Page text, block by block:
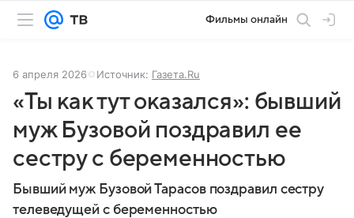
Фильмы онлайн
6 апреля 2026 Источник: Газета.Ru
«Ты как тут оказался»: бывший
муж Бузовой поздравил ее
сестру с беременностью
Бывший муж Бузовой Тарасов поздравил сестру
телеведущей с беременностью